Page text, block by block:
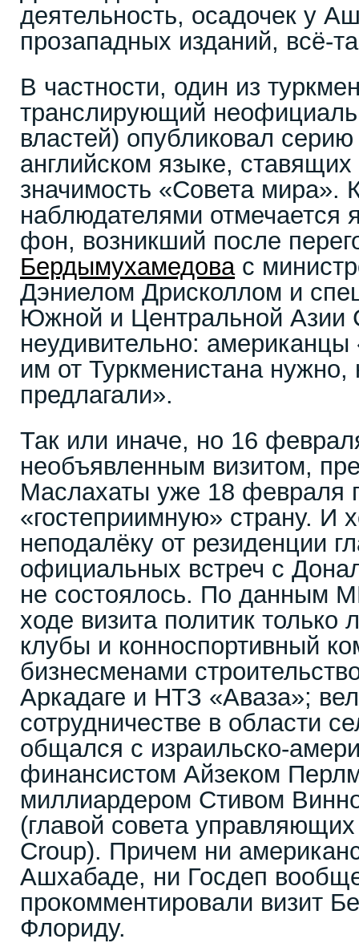
деятельность, осадочек у
прозападных изданий, всё-
В частности, один из
транслирующий
властей) опубликовал
английском языке,
значимость «Совета мира».
наблюдателями отмечается
фон, возникший после
Бердымухамедовас
Дэниелом Дрисколлом и
Южной и Центральной Азии
неудивительно: американцы
им от Туркменистана нужно,
предлагали».
Так или иначе, но 16
необъявленным визитом,
Маслахаты уже 18 февраля
«гостеприимную» страну. И
неподалёку от резиденции
официальных встреч с
не состоялось. По данным
ходе визита политик
клубы и конноспортивный
бизнесменами
Аркадаге и НТЗ «Аваза»;
сотрудничестве в области
общался с израильско-
финансистом Айзеком
миллиардером Стивом
(главой совета
Croup). Причем ни
Ашхабаде, ни Госдеп
прокомментировали визит
Флориду.